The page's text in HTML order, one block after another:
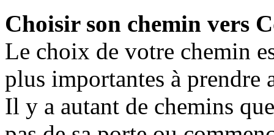
Choisir son chemin vers
Le choix de votre chemin
plus importantes à prendre
Il y a autant de chemins